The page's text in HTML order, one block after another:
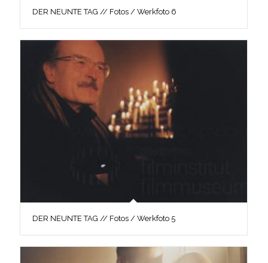
DER NEUNTE TAG // Fotos / Werkfoto 6
DER NEUNTE TAG // Fotos / Werkfoto 5